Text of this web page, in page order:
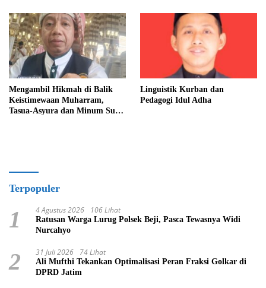
Mengambil Hikmah di Balik
Keistimewaan Muharram,
Tasua-Asyura dan Minum Susu
Linguistik Kurban dan
Pedagogi Idul Adha
Terpopuler
1 4 Agustus 2026 106 Lihat
Ratusan Warga Lurug Polsek Beji, Pasca Tewasnya Widi
Nurcahyo
2 31 Juli 2026 74 Lihat
Ali Mufthi Tekankan Optimalisasi Peran Fraksi Golkar di
DPRD Jatim